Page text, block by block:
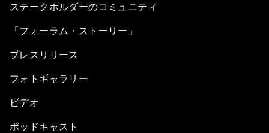
ステークホルダーのコミュニティ
「フォーラム・ストーリー」
プレスリリース
フォトギャラリー
ビデオ
ポッドキャスト